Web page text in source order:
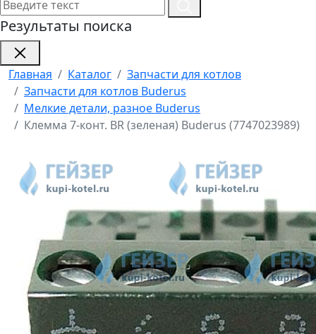
Результаты поиска
Главная Каталог
Запчасти для котлов
Запчасти для котлов Buderus
Мелкие детали, разное Buderus
Клемма 7-конт. BR (зеленая) Buderus (7747023989)